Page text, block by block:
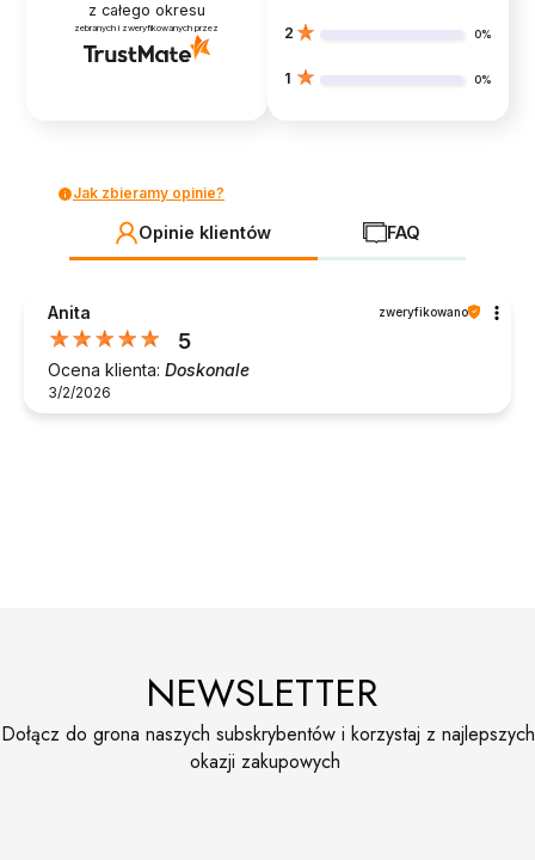
z całego okresu
zebranych i zweryfikowanych przez 2 0%
1 0%
Jak zbieramy opinie?
Opinie klientów FAQ
Anita zweryfikowano
5
Ocena klienta: Doskonale
3/2/2026
NEWSLETTER
Dołącz do grona naszych subskrybentów i korzystaj z najlepszych
okazji zakupowych